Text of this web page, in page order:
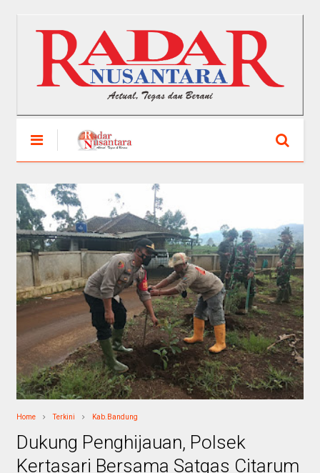
Home Terkini Kab.Bandung
Dukung Penghijauan, Polsek
Kertasari Bersama Satgas Citarum